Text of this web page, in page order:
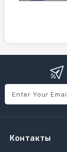
Контакты